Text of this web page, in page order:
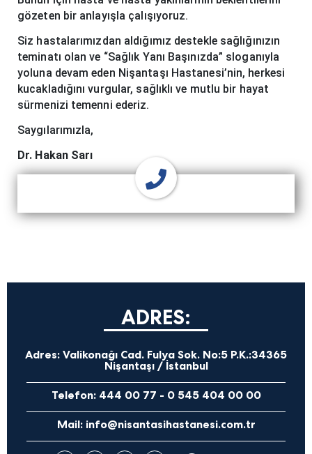
gözeten bir anlayışla çalışıyoruz.
Siz hastalarımızdan aldığımız destekle sağlığınızın
teminatı olan ve “Sağlık Yanı Başınızda” sloganıyla
yoluna devam eden Nişantaşı Hastanesi’nin, herkesi
kucakladığını vurgular, sağlıklı ve mutlu bir hayat
sürmenizi temenni ederiz.
Saygılarımızla,
Dr. Hakan Sarı
ADRES:
Adres:Valikonağı Cad. Fulya Sok. No:5 P.K.:34365
Nişantaşı / İstanbul
Telefon: 444 00 77 - 0 545 404 00 00
Mail: info@nisantasihastanesi.com.tr